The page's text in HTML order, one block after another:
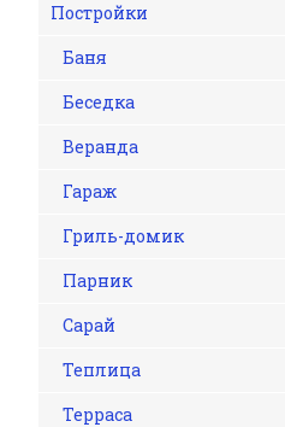
Постройки
Баня
Беседка
Веранда
Гараж
Гриль-домик
Парник
Сарай
Теплица
Терраса